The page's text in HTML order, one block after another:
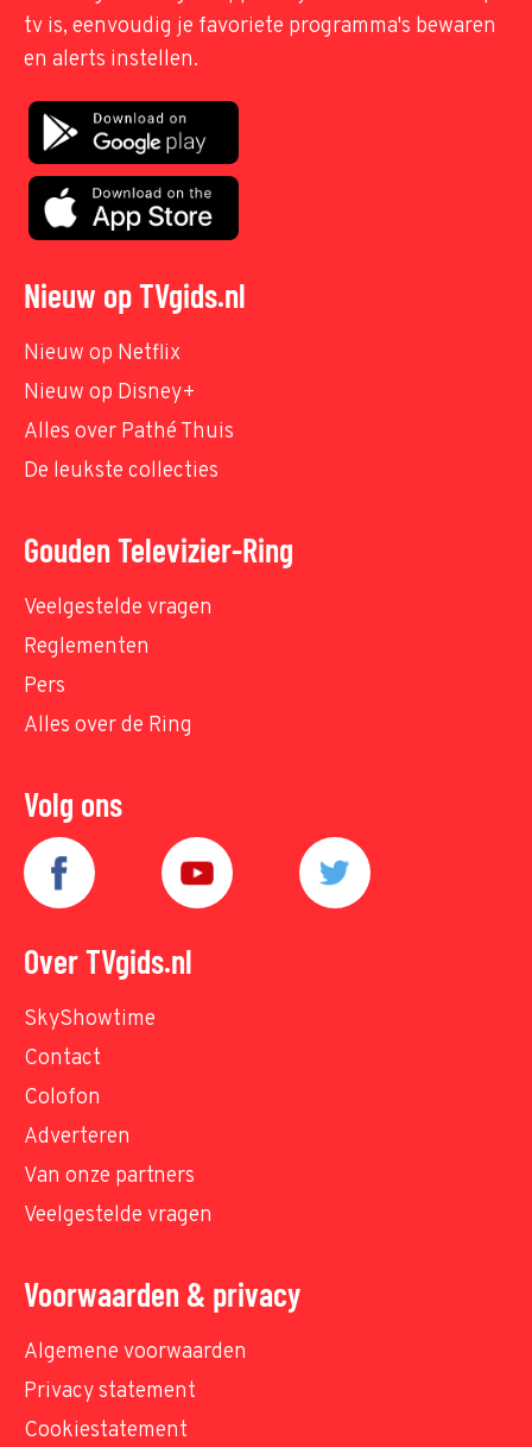
tv is, eenvoudig je favoriete programma's bewaren
en alerts instellen.
Nieuw op TVgids.nl
Nieuw op Netflix
Nieuw op Disney+
Alles over Pathé Thuis
De leukste collecties
Gouden Televizier-Ring
Veelgestelde vragen
Reglementen
Pers
Alles over de Ring
Volg ons
Over TVgids.nl
SkyShowtime
Contact
Colofon
Adverteren
Van onze partners
Veelgestelde vragen
Voorwaarden & privacy
Algemene voorwaarden
Privacy statement
Cookiestatement